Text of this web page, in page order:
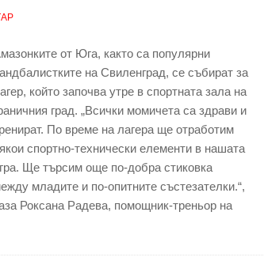
от Юга, както са популярни
на Свиленград, се събират за
който започва утре в спортната зала на
град. „Всички момичета са здрави и
По време на лагера ще отработим
спортно-технически елементи в нашата
Ще търсим още по-добра стиковка
младите и по-опитните състезателки.“,
Роксана Радева, помощник-треньор на